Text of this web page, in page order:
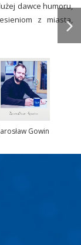
dawce humoru,
z miasta,
Gowin